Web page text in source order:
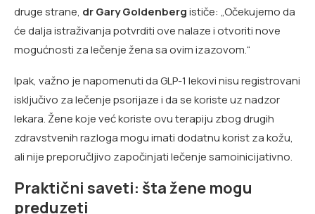
druge strane, dr Gary Goldenbergističe: „Očekujemo da
će dalja istraživanja potvrditi ove nalaze i otvoriti nove
mogućnosti za lečenje žena sa ovim izazovom.“
Ipak, važno je napomenuti da GLP-1 lekovi nisu registrovani
isključivo za lečenje psorijaze i da se koriste uz nadzor
lekara. Žene koje već koriste ovu terapiju zbog drugih
zdravstvenih razloga mogu imati dodatnu korist za kožu,
ali nije preporučljivo započinjati lečenje samoinicijativno.
Praktični saveti: šta žene mogu
preduzeti